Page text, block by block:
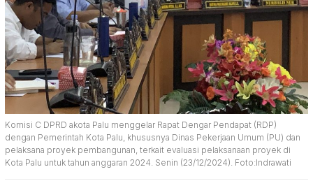
Komisi C DPRD akota Palu menggelar Rapat Dengar Pendapat (RDP)
dengan Pemerintah Kota Palu, khususnya Dinas Pekerjaan Umum (PU) dan
pelaksana proyek pembangunan, terkait evaluasi pelaksanaan proyek di
Kota Palu untuk tahun anggaran 2024. Senin (23/12/2024). Foto:Indrawati